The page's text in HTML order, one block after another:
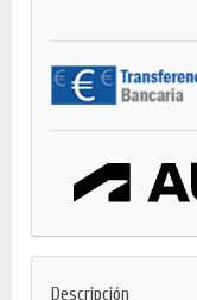
Descripción